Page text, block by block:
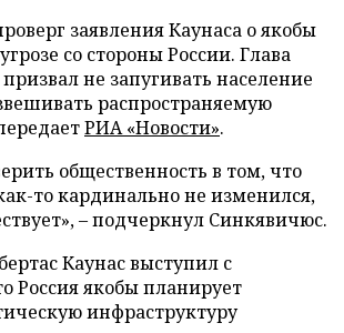
заявления Каунаса о якобы
со стороны России. Глава
не запугивать население
распространяемую
РИА «Новости».
общественность в том, что
то кардинально не изменился,
– подчеркнул Синкявичюс.
Каунас выступил с
Россия якобы планирует
инфраструктуру